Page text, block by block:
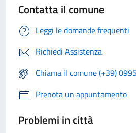
Contatta il comune
Leggi le domande frequenti
Richiedi Assistenza
Chiama il comune (+39)
Prenota un appuntamento
Problemi in città